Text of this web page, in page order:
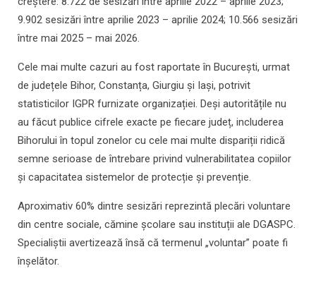
9.902 sesizări între aprilie 2023 – aprilie 2024; 10.566 sesizări
între mai 2025 – mai 2026.
Cele mai multe cazuri au fost raportate în București, urmat
de județele Bihor, Constanța, Giurgiu și Iași, potrivit
statisticilor IGPR furnizate organizației. Deși autoritățile nu
au făcut publice cifrele exacte pe fiecare județ, includerea
Bihorului în topul zonelor cu cele mai multe dispariții ridică
semne serioase de întrebare privind vulnerabilitatea copiilor
și capacitatea sistemelor de protecție și prevenție.
Aproximativ 60% dintre sesizări reprezintă plecări voluntare
din centre sociale, cămine școlare sau instituții ale DGASPC.
Specialiștii avertizează însă că termenul „voluntar” poate fi
înșelător.